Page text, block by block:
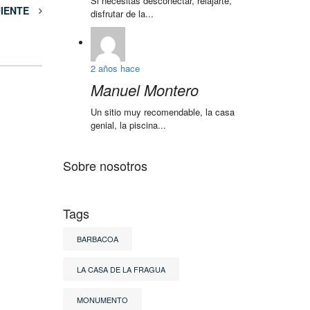
disfrutar de la...
2 años hace
Manuel Montero
Un sitio muy recomendable, la casa
genial, la piscina...
Sobre nosotros
Tags
BARBACOA
LA CASA DE LA FRAGUA
MONUMENTO